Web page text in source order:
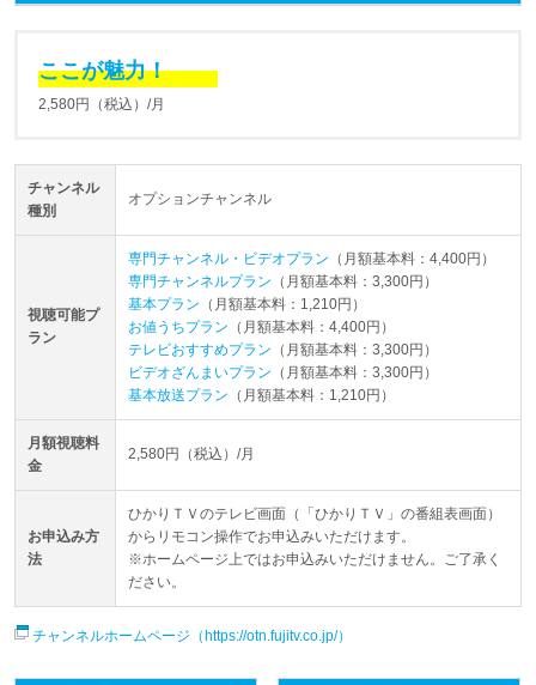
ここが魅力！
2,580円（税込）/月
チャンネル
種別
オプションチャンネル
視聴可能プ
ラン
専門チャンネル・ビデオプラン （月額基本料：4,400円）
専門チャンネルプラン （月額基本料：3,300円）
基本プラン （月額基本料：1,210円）
お値うちプラン （月額基本料：4,400円）
テレビおすすめプラン （月額基本料：3,300円）
ビデオざんまいプラン （月額基本料：3,300円）
基本放送プラン （月額基本料：1,210円）
月額視聴料
金
2,580円（税込）/月
お申込み方
法
ひかりＴＶのテレビ画面（「ひかりＴＶ」の番組表画面）
からリモコン操作でお申込みいただけます。
※ホームページ上ではお申込みいただけません。ご了承く
ださい。
チャンネルホームページ（https://otn.fujitv.co.jp/）